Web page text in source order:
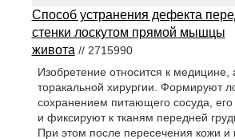
Способ устранения дефекта
стенки лоскутом прямой мышцы
живота // 2715990
Изобретение относится к медицине,
торакальной хирургии. Формируют
сохранением питающего сосуда,
и фиксируют к тканям передней
При этом после пересечения кожи и